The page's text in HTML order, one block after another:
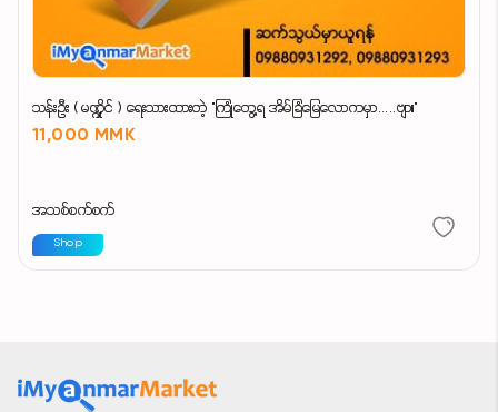
သန်းဦး ( မဏ္ဍိုင် ) ရေးသားထားတဲ့ "ကြုံတွေ့ရ အိမ်ခြံမြေလောကမှာ.....ဗျာ။"
11,000 MMK
အသစ်စက်စက်
Shop